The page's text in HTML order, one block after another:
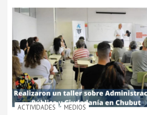
ACTIVIDADES MEDIOS